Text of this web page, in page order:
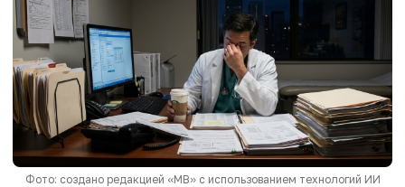
Фото: создано редакцией «МВ» с использованием технологий ИИ